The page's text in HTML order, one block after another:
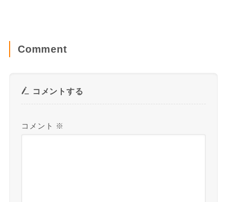
Comment
コメントする
コメント ※